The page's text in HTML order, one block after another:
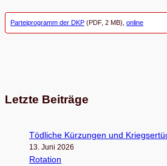
Parteiprogramm der DKP (PDF, 2 MB), online
Letzte Beiträge
Töd­li­che Kür­zun­gen und
13. Juni 2026
Rota­tion